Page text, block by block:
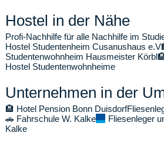
Hostel in der Nähe
Profi-Nachhilfe für alle Nachhilfe im
Hostel Studentenheim Cusanushaus e.V
Studentenwohnheim Hausmeister Körbl
Hostel Studentenwohnheime
Unternehmen in der
🏨 Hotel Pension Bonn Duisdorf
🚗 Fahrschule W. Kalke
Fliesenleger
Kalke